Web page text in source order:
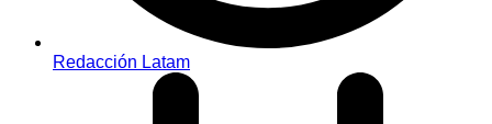
Redacción Latam